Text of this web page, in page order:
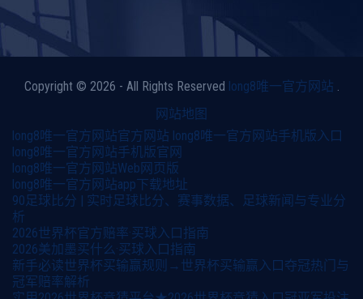
Copyright © 2026 - All Rights Reserved long8唯一官方网站
网站地图
long8唯一官方网站官方网站 long8唯一官方网站手机版入口
long8唯一官方网站手机版官网
long8唯一官方网站Web网页版
long8唯一官方网站app下载地址
90足球比分 | 实时足球比分、赛事数据、足球新闻与专业分
析
2026世界杯官方赔率·买球入口指南
2026美加墨买什么·买球入口指南
新手必读世界杯买输赢规则→世界杯买输赢入口夺冠热门与
冠军赔率解析